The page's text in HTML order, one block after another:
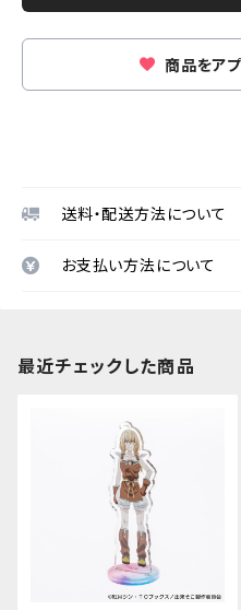
商品をア
送料・配送方法について
お支払い方法について
最近チェックした商品